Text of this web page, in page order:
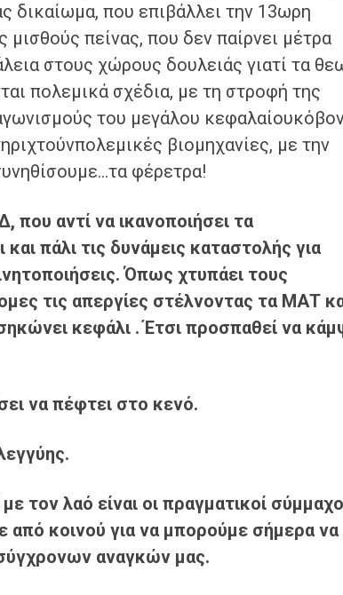
δικαίωμα, που επιβάλλει την 13ωρη
μισθούς πείνας, που δεν παίρνει μέτρα
στους χώρους δουλειάς γιατί τα
πολεμικά σχέδια, με τη στροφή της
του μεγάλου
βιομηχανίες, με την
φέρετρα!
, που αντί να ικανοποιήσει τα
και πάλι τις δυνάμεις καταστολής για
Όπως χτυπάει τους
τις απεργίες στέλνοντας τα ΜΑΤ
κεφάλι . Έτσι προσπαθεί να κά
να πέφτει στο κενό.
με τον λαό είναι οι πραγματικοί
από κοινού για να μπορούμε σήμερα να
αναγκών μας.